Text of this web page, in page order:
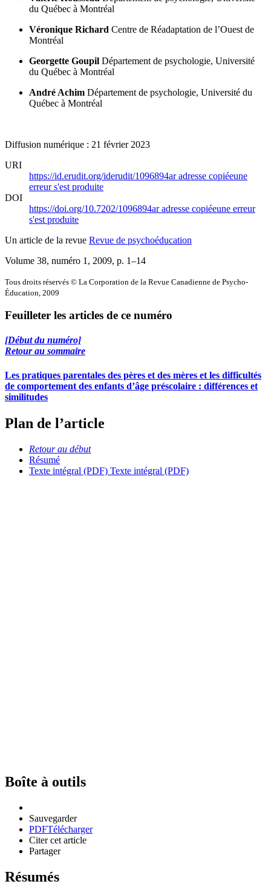
du Québec à Montréal
Véronique Richard Centre de Réadaptation de l’Ouest de
Montréal
Georgette Goupil Département de psychologie, Université
du Québec à Montréal
André Achim Département de psychologie, Université du
Québec à Montréal
Diffusion numérique : 21 février 2023
URI
https://id.erudit.org/iderudit/1096894aradresse copiéeune
erreur s'est produite
DOI
https://doi.org/10.7202/1096894aradresse copiéeune erreur
s'est produite
Un article de la revue Revue de psychoéducation
Volume 38, numéro 1, 2009, p. 1–14
Tous droits réservés © La Corporation de la Revue Canadienne de Psycho-
Éducation, 2009
Feuilleter les articles de ce numéro
[Début du numéro]
Retour au sommaire
Les pratiques parentales des pères et des mères et les difficultés
de comportement des enfants d’âge préscolaire : différences et
similitudes
Plan de l’article
Retour au début
Résumé
Texte intégral (PDF) Texte intégral (PDF)
Boîte à outils
Sauvegarder
PDFTélécharger
Citer cet article
Partager
Résumés